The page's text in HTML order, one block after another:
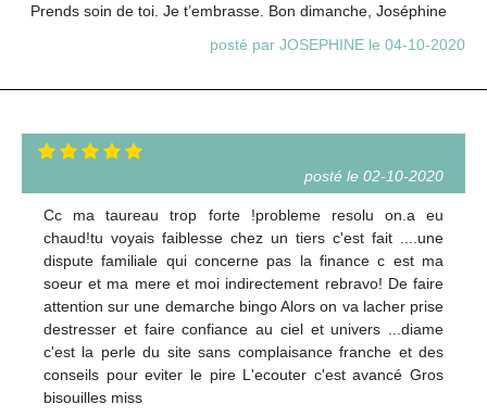
Prends soin de toi. Je t’embrasse. Bon dimanche, Joséphine
posté par JOSEPHINE le 04-10-2020
posté le 02-10-2020
Cc ma taureau trop forte !probleme resolu on.a eu
chaud!tu voyais faiblesse chez un tiers c'est fait ....une
dispute familiale qui concerne pas la finance c est ma
soeur et ma mere et moi indirectement rebravo! De faire
attention sur une demarche bingo Alors on va lacher prise
destresser et faire confiance au ciel et univers ...diame
c'est la perle du site sans complaisance franche et des
conseils pour eviter le pire L'ecouter c'est avancé Gros
bisouilles miss